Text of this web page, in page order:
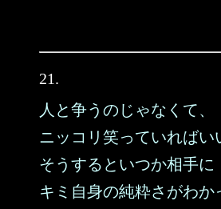
21.
人と争うのじゃなくて、
ニッコリ笑っていればい
そうするといつか相手に
キミ自身の純粋さがわか